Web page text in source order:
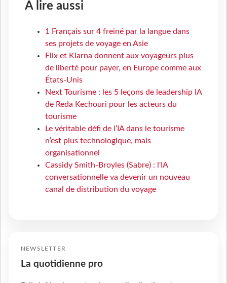
À lire aussi
1 Français sur 4 freiné par la langue dans
ses projets de voyage en Asie
Flix et Klarna donnent aux voyageurs plus
de liberté pour payer, en Europe comme aux
États-Unis
Next Tourisme : les 5 leçons de leadership IA
de Reda Kechouri pour les acteurs du
tourisme
Le véritable défi de l’IA dans le tourisme
n’est plus technologique, mais
organisationnel
Cassidy Smith-Broyles (Sabre) : l'IA
conversationnelle va devenir un nouveau
canal de distribution du voyage
NEWSLETTER
La quotidienne pro